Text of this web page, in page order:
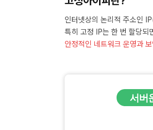
인터넷상의 논리적 주소인
특히 고정 IP는 한 번 할당되
안정적인 네트워크 운영과
서버